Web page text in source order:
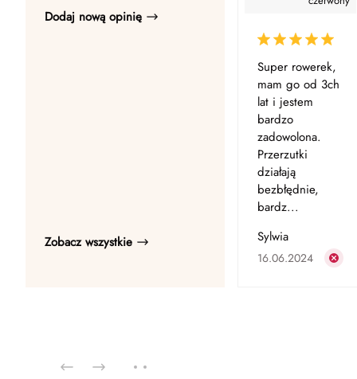
Dodaj nową opinię
Zobacz wszystkie
Super rowerek,
mam go od 3ch
lat i jestem
bardzo
zadowolona.
Przerzutki
działają
bezbłędnie,
bardz...
Sylwia
16.06.2024